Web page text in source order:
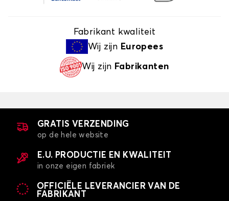
Fabrikant kwaliteit
Wij zijn Europees
Wij zijn Fabrikanten
GRATIS VERZENDING
op de hele website
E.U. PRODUCTIE EN KWALITEIT
in onze eigen fabriek
OFFICIËLE LEVERANCIER VAN DE
FABRIKANT